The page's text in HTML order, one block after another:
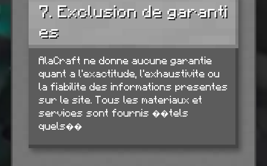
7. Exclusion de garanti
es
AlaCraft ne donne aucune garantie
quant a l'exactitude, l'exhaustivite ou
la fiabilite des informations presentes
sur le site. Tous les materiaux et
services sont fournis ��tels
quels��